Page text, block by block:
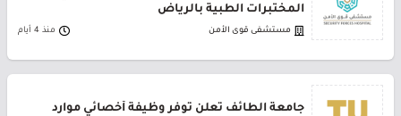
المختبرات الطبية بالرياض
مستشفى قوى الأمن منذ 4 أيام
جامعة الطائف تعلن توفر وظيفة أخصائي موارد